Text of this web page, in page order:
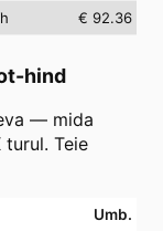
€ 92.36
hind
— mida
Teie
Umb.